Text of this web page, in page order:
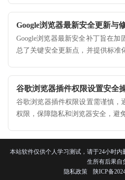
Google浏览器最新安全更新与
Google浏览器最新安全补丁旨在加
总了关键安全更新点，并提供标准
谷歌浏览器插件权限设置安全
谷歌浏览器插件权限设置需谨慎，
权限，保障隐私和浏览器安全，避
本站软件仅供个人学习测试，请于24小时
生所有后果自
隐私政策
陕ICP备